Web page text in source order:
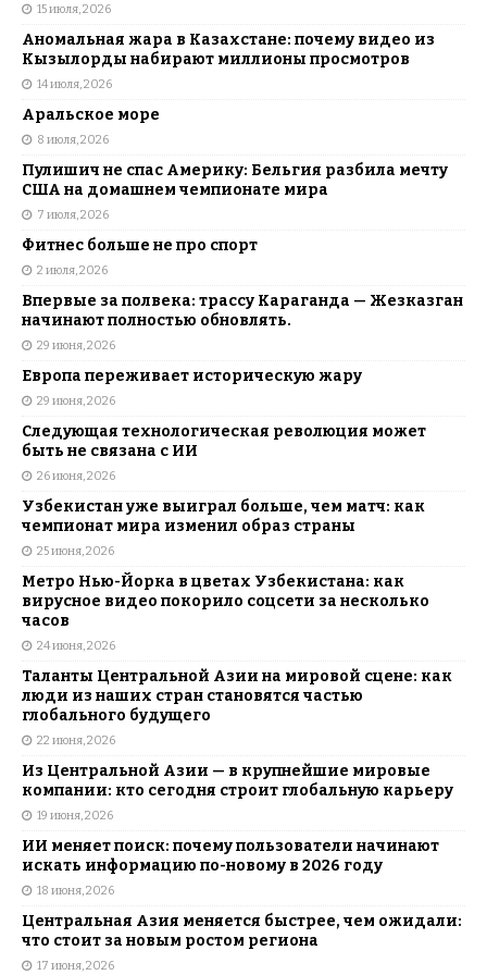
15 июля, 2026
Аномальная жара в Казахстане: почему видео из
Кызылорды набирают миллионы просмотров
14 июля, 2026
Аральское море
8 июля, 2026
Пулишич не спас Америку: Бельгия разбила мечту
США на домашнем чемпионате мира
7 июля, 2026
Фитнес больше не про спорт
2 июля, 2026
Впервые за полвека: трассу Караганда — Жезказган
начинают полностью обновлять.
29 июня, 2026
Европа переживает историческую жару
29 июня, 2026
Следующая технологическая революция может
быть не связана с ИИ
26 июня, 2026
Узбекистан уже выиграл больше, чем матч: как
чемпионат мира изменил образ страны
25 июня, 2026
Метро Нью-Йорка в цветах Узбекистана: как
вирусное видео покорило соцсети за несколько
часов
24 июня, 2026
Таланты Центральной Азии на мировой сцене: как
люди из наших стран становятся частью
глобального будущего
22 июня, 2026
Из Центральной Азии — в крупнейшие мировые
компании: кто сегодня строит глобальную карьеру
19 июня, 2026
ИИ меняет поиск: почему пользователи начинают
искать информацию по-новому в 2026 году
18 июня, 2026
Центральная Азия меняется быстрее, чем ожидали:
что стоит за новым ростом региона
17 июня, 2026